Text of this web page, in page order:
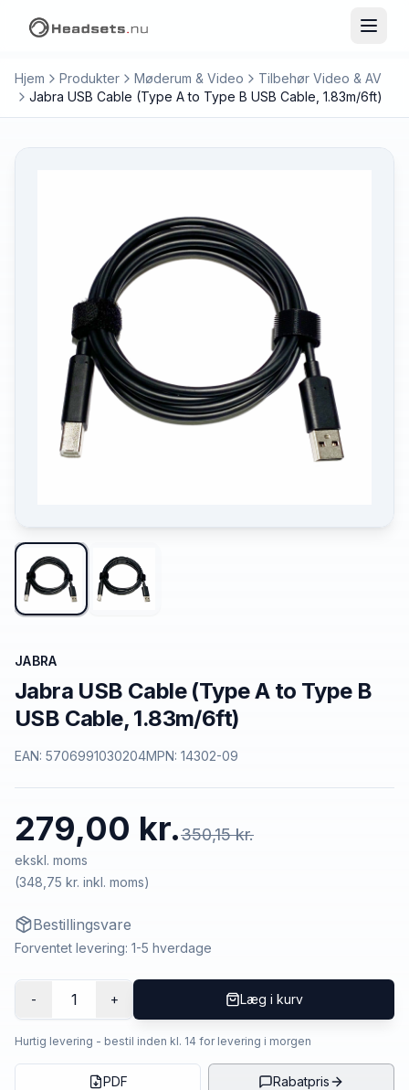
Hjem Produkter Møderum & Video
Tilbehør Video & AV
Jabra USB Cable (Type A to Type B USB Cable, 1.83m/6ft)
JABRA
Jabra USB Cable (Type A to Type B
USB Cable, 1.83m/6ft)
EAN: 5706991030204MPN: 14302-09
279,00 kr.350,15 kr.
ekskl. moms
(348,75 kr. inkl. moms)
Bestillingsvare
Forventet levering: 1-5 hverdage
- 1 + Læg i kurv
Hurtig levering - bestil inden kl. 14 for levering i morgen
PDF Rabatpris